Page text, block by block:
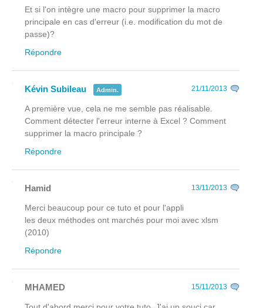
Et si l'on intègre une macro pour supprimer la macro
principale en cas d'erreur (i.e. modification du mot de
passe)?
Répondre
Kévin Subileau Admin. 21/11/2013
A première vue, cela ne me semble pas réalisable.
Comment détecter l'erreur interne à Excel ? Comment
supprimer la macro principale ?
Répondre
Hamid 13/11/2013
Merci beaucoup pour ce tuto et pour l'appli
les deux méthodes ont marchés pour moi avec xlsm
(2010)
Répondre
MHAMED 15/11/2013